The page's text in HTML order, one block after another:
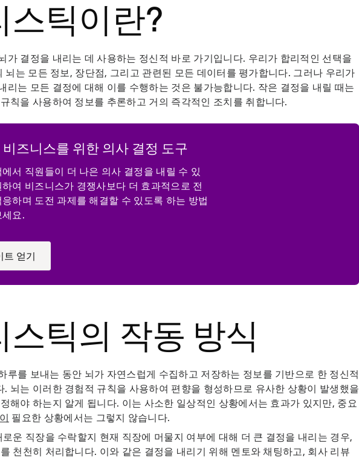
스틱이란?
가 결정을 내리는 데 사용하는 정신적 바로 가기입니다. 우리가 합리적인 선택을
뇌는 모든 정보, 장단점, 그리고 관련된 모든 데이터를 평가합니다. 그러나 우리가
리는 모든 결정에 대해 이를 수행하는 것은 불가능합니다. 작은 결정을 내릴 때는
칙을 사용하여 정보를 추론하고 거의 즉각적인 조치를 취합니다.
비즈니스를 위한 의사 결정 도구
서 직원들이 더 나은 의사 결정을 내릴 수 있
하여 비즈니스가 경쟁사보다 더 효과적으로 전
하며 도전 과제를 해결할 수 있도록 하는 방법
세요.
트 얻기
스틱의 작동 방식
루를 보내는 동안 뇌가 자연스럽게 수집하고 저장하는 정보를 기반으로 한 정신적
. 뇌는 이러한 경험적 규칙을 사용하여 편향을 형성하므로 유사한 상황이 발생했을
해야 하는지 알게 됩니다. 이는 사소한 일상적인 상황에서는 효과가 있지만, 중요
필요한 상황에서는 그렇지 않습니다.
로운 직장을 수락할지 현재 직장에 머물지 여부에 대해 더 큰 결정을 내리는 경우,
천천히 처리합니다. 이와 같은 결정을 내리기 위해 멘토와 채팅하고, 회사 리뷰